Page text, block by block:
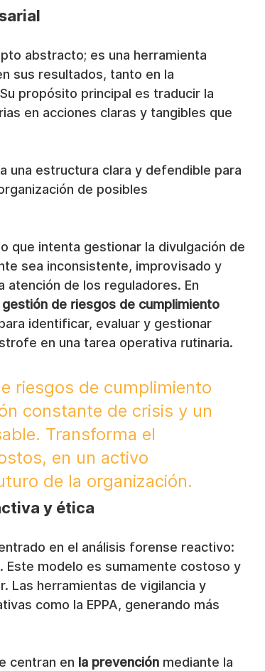
abstracto; es una herramienta
sus resultados, tanto en la
propósito principal es traducir la
en acciones claras y tangibles que
una estructura clara y defendible para
de posibles
que intenta gestionar la divulgación de
sea inconsistente, improvisado y
atención de los reguladores. En
de riesgos de cumplimiento
identificar, evaluar y gestionar
en una tarea operativa rutinaria.
riesgos de cumplimiento
constante de crisis y un
Transforma el
en un activo
de la organización.
y ética
en el análisis forense reactivo:
Este modelo es sumamente costoso y
Las herramientas de vigilancia y
como la EPPA, generando más
centran en la prevención mediante la